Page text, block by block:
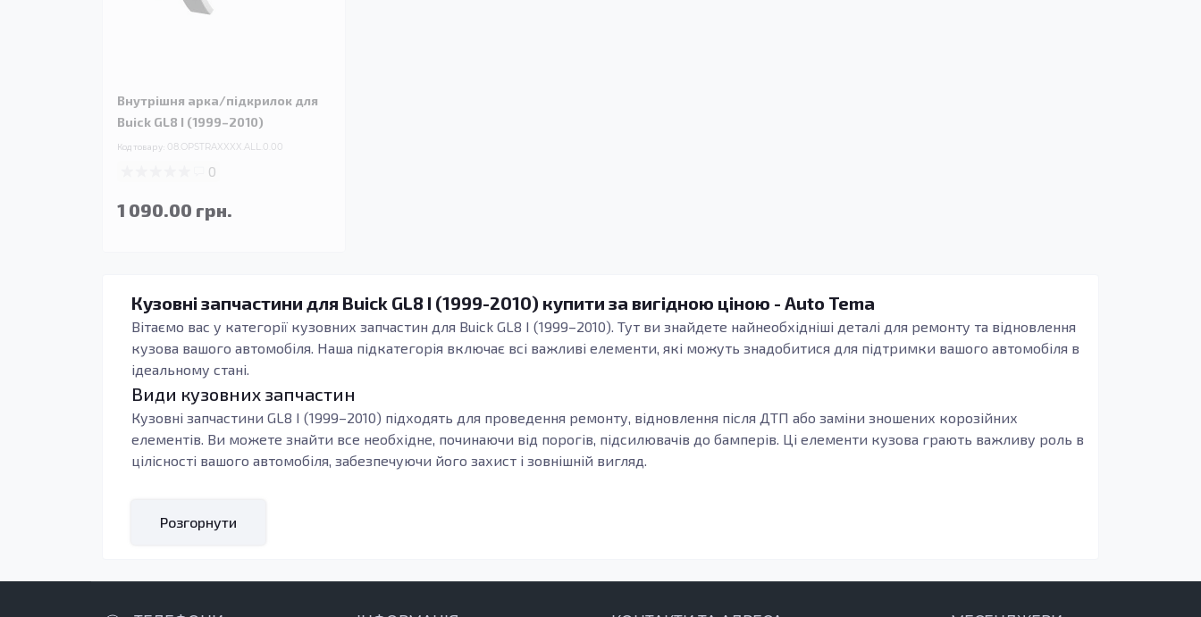
Внутрішня арка/підкрилок для
Buick GL8 I (1999–2010)
Код товару: 08.OPSTRAXXXX.ALL.0.00
0
1 090.00 грн.
Кузовні запчастини для Buick GL8 I (1999-2010) купити за вигідною ціною - Auto Tema
Вітаємо вас у категорії кузовних запчастин для Buick GL8 I (1999–2010). Тут ви знайдете найнеобхідніші деталі для ремонту та відновлення
кузова вашого автомобіля. Наша підкатегорія включає всі важливі елементи, які можуть знадобитися для підтримки вашого автомобіля в
ідеальному стані.
Види кузовних запчастин
Кузовні запчастини GL8 I (1999–2010) підходять для проведення ремонту, відновлення після ДТП або заміни зношених корозійних
елементів. Ви можете знайти все необхідне, починаючи від порогів, підсилювачів до бамперів. Ці елементи кузова грають важливу роль в
цілісності вашого автомобіля, забезпечуючи його захист і зовнішній вигляд.
Наприклад, внутрішні пороги відповідають за жорсткість кузова, та їх заміна стає необхідною, якщо ви відчуваєте, що ваш автомобіль
Кому підходять ці запчастини
Розгорнути